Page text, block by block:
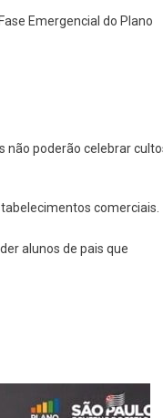
Emergencial do Plano
não poderão celebrar
comerciais.
alunos de pais que